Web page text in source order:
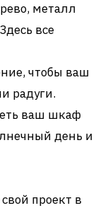
металл
все
чтобы ваш
радуги.
ваш шкаф
день и
проект в